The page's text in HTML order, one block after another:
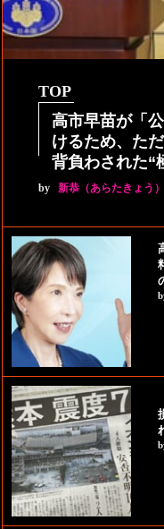
TOP
高市早苗が「
けるため、た
背負わされた“
by 新恭（あらたきょう